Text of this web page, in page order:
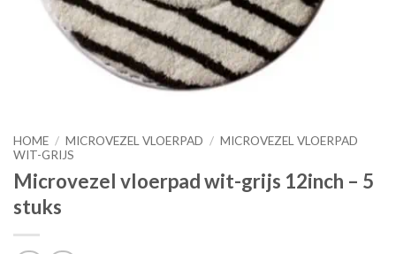
HOME / MICROVEZEL VLOERPAD / MICROVEZEL VLOERPAD
WIT-GRIJS
Microvezel vloerpad wit-grijs 12inch – 5
stuks